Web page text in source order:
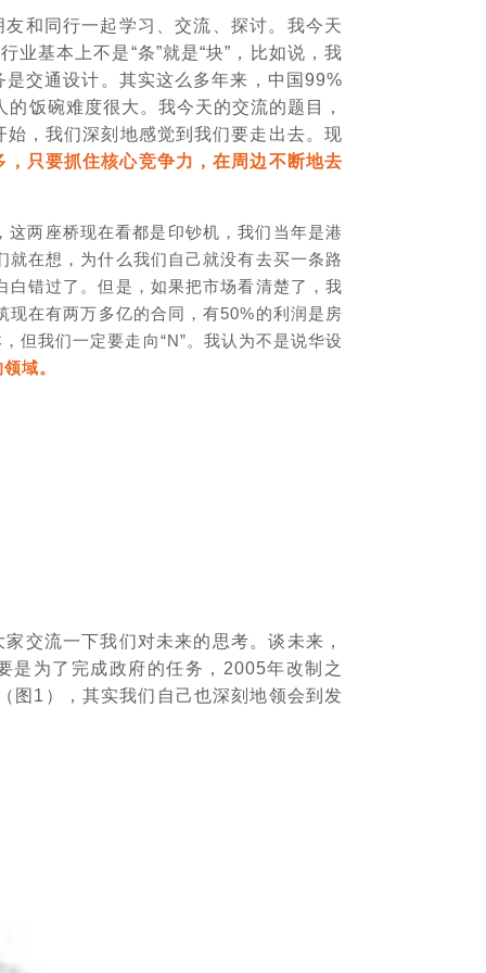
和同行一起学习、交流、探讨。我今天
基本上不是“条”就是“块”，比如说，我
交通设计。其实这么多年来，中国99%
饭碗难度很大。我今天的交流的题目，
，我们深刻地感觉到我们要走出去。现
，只要抓住核心竞争力，在周边不断地去
两座桥现在看都是印钞机，我们当年是港
在想，为什么我们自己就没有去买一条路
错过了。但是，如果把市场看清楚了，我
在有两万多亿的合同，有50%的利润是房
但我们一定要走向“N”。我认为不是说华设
域。
交流一下我们对未来的思考。谈未来，
是为了完成政府的任务，2005年改制之
图1），其实我们自己也深刻地领会到发